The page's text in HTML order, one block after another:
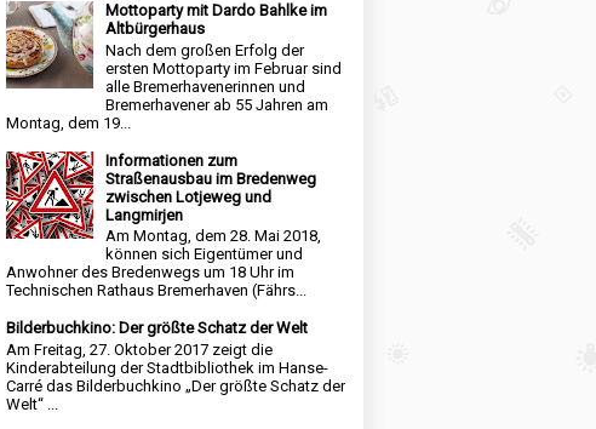
Mottoparty mit Dardo Bahlke im
Altbürgerhaus
Nach dem großen Erfolg der
ersten Mottoparty im Februar sind
alle Bremerhavenerinnen und
Bremerhavener ab 55 Jahren am
Montag, dem 19...
Informationen zum
Straßenausbau im Bredenweg
zwischen Lotjeweg und
Langmirjen
Am Montag, dem 28. Mai 2018,
können sich Eigentümer und
Anwohner des Bredenwegs um 18 Uhr im
Technischen Rathaus Bremerhaven (Fährs...
Bilderbuchkino: Der größte Schatz der Welt
Am Freitag, 27. Oktober 2017 zeigt die
Kinderabteilung der Stadtbibliothek im Hanse-
Carré das Bilderbuchkino „Der größte Schatz der
Welt“ ...